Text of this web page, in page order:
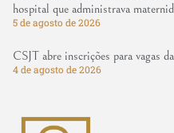
hospital que administrava
5 de agosto de 2026
CSJT abre inscrições para vagas
4 de agosto de 2026